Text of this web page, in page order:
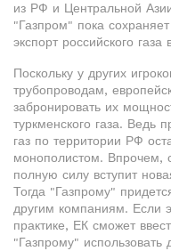
из РФ и Центральной
"Газпром" пока
экспорт российского газа
Поскольку у других
трубопроводам,
забронировать их
туркменского газа. Ведь
газ по территории РФ
монополистом. Впрочем,
полную силу вступит
Тогда "Газпрому"
другим компаниям. Если
практике, ЕК сможет
"Газпрому"